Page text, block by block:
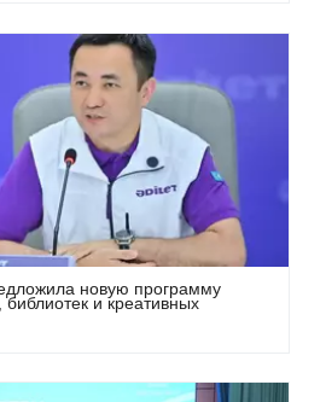
новую программу
библиотек и креативных